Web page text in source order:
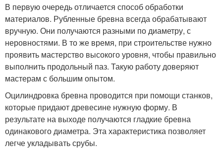
В первую очередь отличается способ обработки
материалов. Рубленные бревна всегда обрабатывают
вручную. Они получаются разными по диаметру, с
неровностями. В то же время, при строительстве нужно
проявить мастерство высокого уровня, чтобы правильно
выполнить продольный паз. Такую работу доверяют
мастерам с большим опытом.
Оцилиндровка бревна проводится при помощи станков,
которые придают древесине нужную форму. В
результате на выходе получаются гладкие бревна
одинакового диаметра. Эта характеристика позволяет
легче укладывать срубы.